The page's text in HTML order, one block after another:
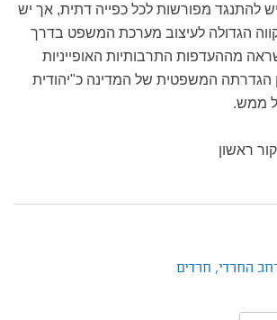
יש להתנגד מפורשות לכל כפייה דתית, אך יש
הגדולה לעיצוב מערכת המשפט בדרך
מההעדפות התרבותיות האופייניות
הגדרתה המשפטית של המדינה כ"יהודית
ממש.
ראשון
החרדי, חרדים